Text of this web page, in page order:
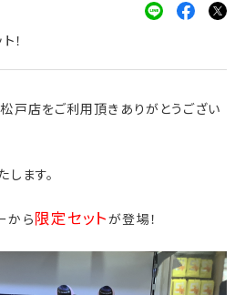
！
戸店をご利用頂きありがとうござい
ます。
から限定セットが登場！